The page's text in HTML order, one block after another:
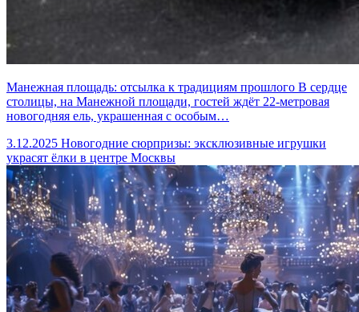
Манежная площадь: отсылка к традициям прошлого В сердце
столицы, на Манежной площади, гостей ждёт 22‑метровая
новогодняя ель, украшенная с особым…
3.12.2025 Новогодние сюрпризы: эксклюзивные игрушки
украсят ёлки в центре Москвы